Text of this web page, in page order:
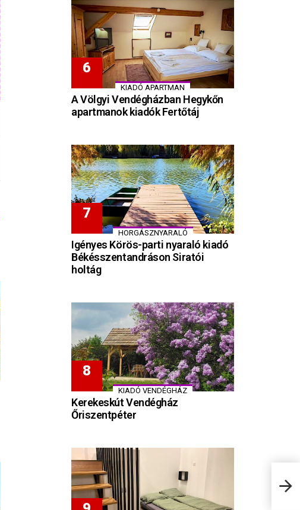
KIADÓ APARTMAN
A Völgyi Vendégházban Hegykőn
apartmanok kiadók Fertőtáj
HORGÁSZNYARALÓ
Igényes Körös-parti nyaraló kiadó
Békésszentandráson Siratói
holtág
KIADÓ VENDÉGHÁZ
Kerekeskút Vendégház
Őriszentpéter